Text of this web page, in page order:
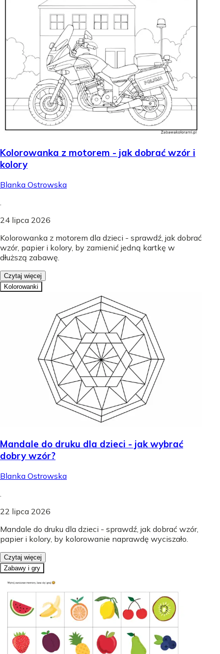
Kolorowanka z motorem - jak dobrać wzór i
kolory
Blanka Ostrowska
24 lipca 2026
Kolorowanka z motorem dla dzieci - sprawdź, jak dobrać
wzór, papier i kolory, by zamienić jedną kartkę w
dłuższą zabawę.
Czytaj więcej
Kolorowanki
Mandale do druku dla dzieci - jak wybrać
dobry wzór?
Blanka Ostrowska
22 lipca 2026
Mandale do druku dla dzieci - sprawdź, jak dobrać wzór,
papier i kolory, by kolorowanie naprawdę wyciszało.
Czytaj więcej
Zabawy i gry